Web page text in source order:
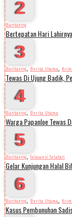
2
Bantaeng
Bertepatan Hari
3
Bantaeng, Berita Utama,
Tewas Di Ujung Badik,
4
Bantaeng, Berita Utama
Warga Papanloe Tewas
5
Bantaeng, Sulawesi Selatan
Gelar Kunjungan Halal
6
Bantaeng, Berita Utama,
Kasus Pembunuhan